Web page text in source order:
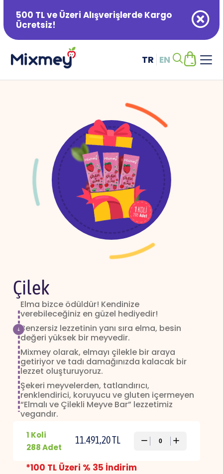
500 TL ve Üzeri Alışverişlerde Kargo
Ücretsiz!
TR EN
Çilek
Elma bizce ödüldür! Kendinize
verebileceğiniz en güzel hediyedir!
Benzersiz lezzetinin yanı sıra elma, besin
değeri yüksek bir meyvedir.
Mixmey olarak, elmayı çilekle bir araya
getiriyor ve tadı damağınızda kalacak bir
lezzet oluşturuyoruz.
Şekeri meyvelerden, tatlandırıcı,
renklendirici, koruyucu ve gluten içermeyen
“Elmalı ve Çilekli Meyve Bar” lezzetimiz
vegandır.
Sporda, evde, iş yerinde, okulda Mixmey her
zaman yanında! Mixmey meyvenin “Bar” hali.
İçindekiler: Elma (%92,5), çilek (%5), kıvam
1 Koli
288 Adet
11.491,20 TL
*100 TL Üzeri % 35 İndirim